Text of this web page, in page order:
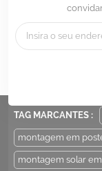
Tel : +86 -592-6212776
Add : Unit 206-9, No
TAG MARCANTES :
montagem em
montagem solar